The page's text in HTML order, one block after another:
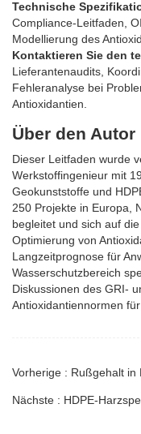
Technische
Compliance-Leitfaden,
Modellierung des
Kontaktieren Sie den
Lieferantenaudits,
Fehleranalyse bei
Antioxidantien.
Über den Autor
Dieser Leitfaden wurde
Werkstoffingenieur mit
Geokunststoffe und
250 Projekte in Europa,
begleitet und sich auf
Optimierung von
Langzeitprognose für
Wasserschutzbereich
Diskussionen des GRI-
Antioxidantiennormen